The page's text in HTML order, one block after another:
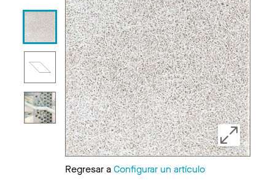
Regresar aConfigurar un artículo